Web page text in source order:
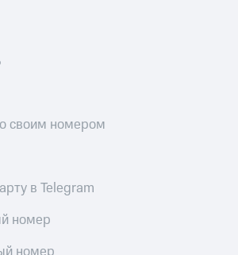
своим номером
в Telegram
номер